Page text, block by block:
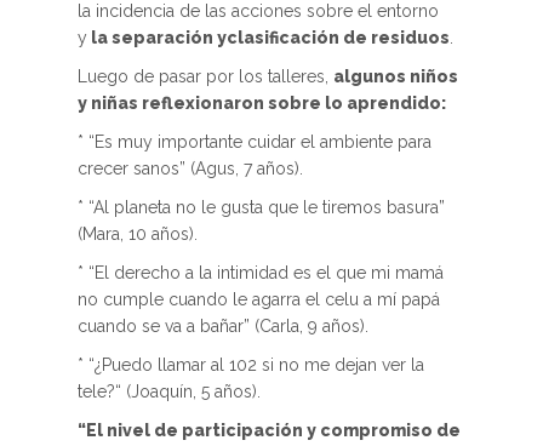
la incidencia de las acciones sobre el entorno
y la separación yclasificación de residuos
Luego de pasar por los talleres, algunos niños
y niñas reflexionaron sobre lo aprendido:
* “Es muy importante cuidar el ambiente para
crecer sanos” (Agus, 7 años).
* “Al planeta no le gusta que le tiremos basura”
(Mara, 10 años).
* “El derecho a la intimidad es el que mi mamá
no cumple cuando le agarra el celu a mí papá
cuando se va a bañar” (Carla, 9 años).
* “¿Puedo llamar al 102 si no me dejan ver la
tele?“ (Joaquín, 5 años).
“El nivel de participación y compromiso de